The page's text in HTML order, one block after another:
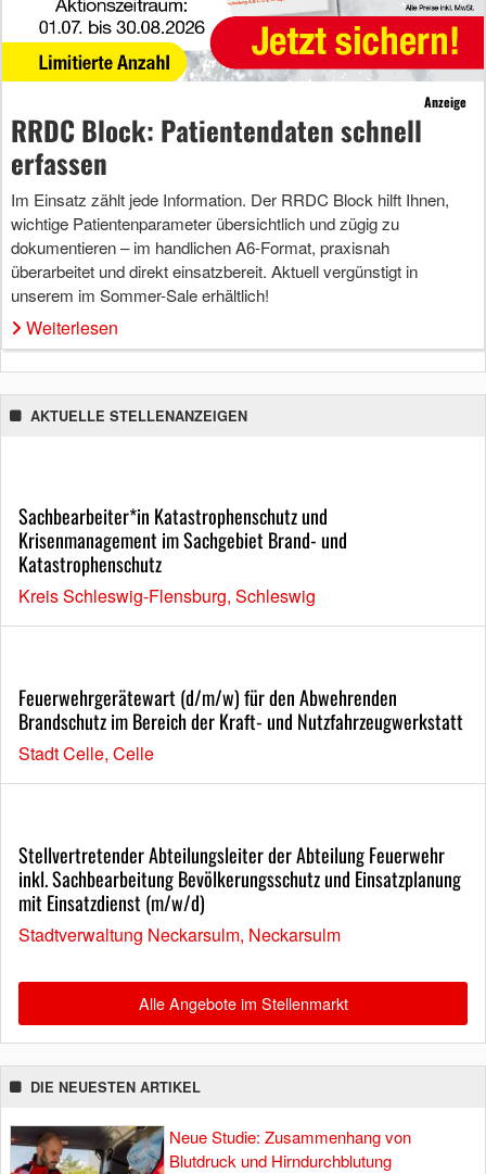
Anzeige
RRDC Block: Patientendaten schnell
erfassen
Im Einsatz zählt jede Information. Der RRDC Block hilft Ihnen,
wichtige Patientenparameter übersichtlich und zügig zu
dokumentieren – im handlichen A6-Format, praxisnah
überarbeitet und direkt einsatzbereit. Aktuell vergünstigt in
unserem im Sommer-Sale erhältlich!
Weiterlesen
AKTUELLE STELLENANZEIGEN
Sachbearbeiter*in Katastrophenschutz und
Krisenmanagement im Sachgebiet Brand- und
Katastrophenschutz
Kreis Schleswig-Flensburg, Schleswig
Feuerwehrgerätewart (d/m/w) für den Abwehrenden
Brandschutz im Bereich der Kraft- und Nutzfahrzeugwerkstatt
Stadt Celle, Celle
Stellvertretender Abteilungsleiter der Abteilung Feuerwehr
inkl. Sachbearbeitung Bevölkerungsschutz und Einsatzplanung
mit Einsatzdienst (m/w/d)
Stadtverwaltung Neckarsulm, Neckarsulm
Alle Angebote im Stellenmarkt
DIE NEUESTEN ARTIKEL
Neue Studie: Zusammenhang von
Blutdruck und Hirndurchblutung